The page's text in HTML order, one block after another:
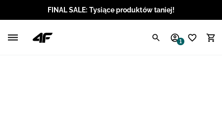
FINAL SALE: Tysiące produktów taniej!
1